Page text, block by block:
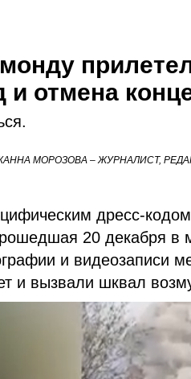
и отмена
МОРОЗОВА – ЖУРНАЛИСТ,
дресс-
20 декабря в
и видеозаписи
и вызвали шквал